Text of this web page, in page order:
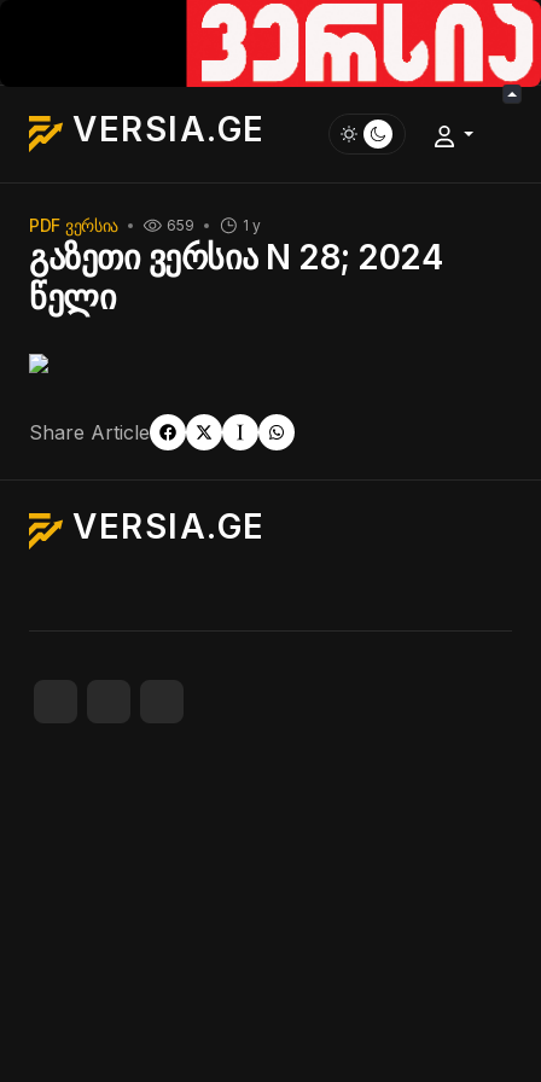
VERSIA.GE
PDF ᲕᲔᲠᲡᲘᲐ 1 y
659
გაზეთი ვერსია N 28; 2024
წელი
Share Article
VERSIA.GE